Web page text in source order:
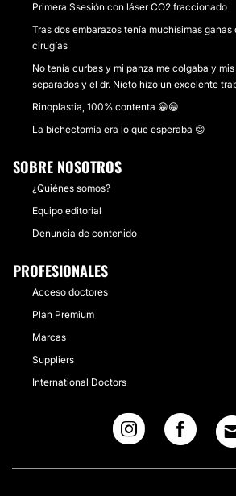
Primera Ssesión con láser CO2 fraccionado
Tras dos embarazos tenía muchísimas
cirugías
No tenía curbas y mi panza me colgaba y
separados y el dr. Nieto hizo un excelente
Rinoplastia, 100% contenta 😁😁
La bichectomía era lo que esperaba 😊
SOBRE NOSOTROS
¿Quiénes somos?
Equipo editorial
Denuncia de contenido
PROFESIONALES
Acceso doctores
Plan Premium
Marcas
Suppliers
International Doctors